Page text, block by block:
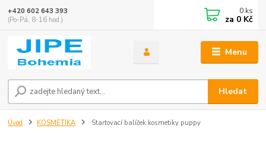
Menu
Hledat
+420 602 643 393
(Po-Pá, 8-16 hod.)
0 ks
za 0 Kč
Úvod KOSMETIKA Startovací balíček kosmetiky puppy